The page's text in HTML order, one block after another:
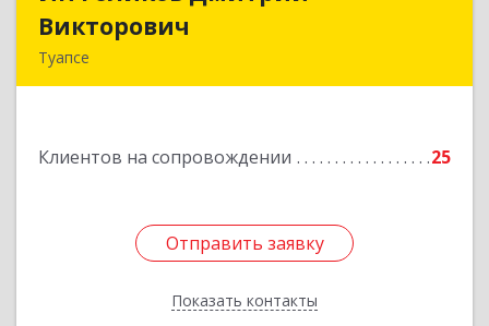
Викторович
Туапсе
Клиентов на сопровождении 25
Отправить заявку
Показать контакты
Подробнее
Отправить заявку
Назад